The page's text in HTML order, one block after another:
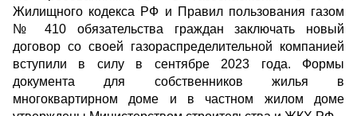
Жилищного кодекса РФ и Правил пользования газом
№ 410 обязательства граждан заключать новый
договор со своей газораспределительной компанией
вступили в силу в сентябре 2023 года. Формы
документа для собственников жилья в
многоквартирном доме и в частном жилом доме